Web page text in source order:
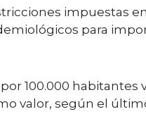
impuestas
para
100.000 habitantes
valor, según el